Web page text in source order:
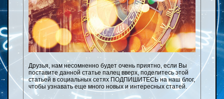
Друзья, нам несомненно будет очень приятно, если Вы
поставите данной статье палец вверх, поделитесь этой
статьей в социальных сетях ПОДПИШИТЕСЬ на наш блог,
чтобы узнавать еще много новых и интересных статей.